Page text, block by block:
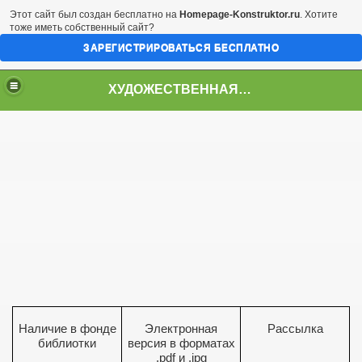
ХУДОЖЕСТВЕННАЯ И УЧЕБНАЯ ЛИТЕРАТУРА
Наличие в фонде
библиотки
Электронная
версия в форматах
.pdfи .jpg
Рассылка
Этот сайт был создан бесплатно на Homepage-Konstruktor.ru. Хотите
тоже иметь собственный сайт?
ЗАРЕГИСТРИРОВАТЬСЯ БЕСПЛАТНО